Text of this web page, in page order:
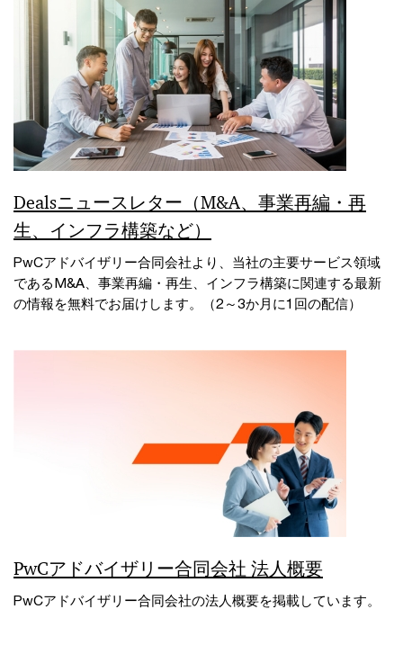
Dealsニュースレター（M&A、事業再編・再
生、インフラ構築など）
PwCアドバイザリー合同会社より、当社の主要サービス領域
であるM&A、事業再編・再生、インフラ構築に関連する最新
の情報を無料でお届けします。（2～3か月に1回の配信）
PwCアドバイザリー合同会社 法人概要
PwCアドバイザリー合同会社の法人概要を掲載しています。